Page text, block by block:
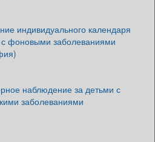
индивидуального календаря
с фоновыми заболеваниями
наблюдение за детьми с
заболеваниями